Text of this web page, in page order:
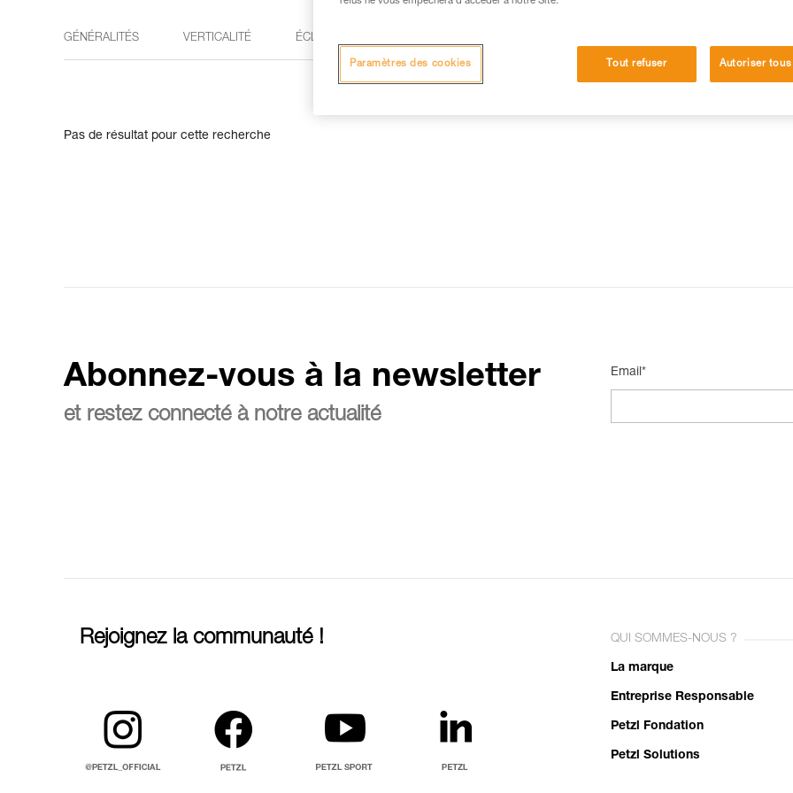
GÉNÉRALITÉS VERTICALITÉ ÉCLAIRAGE
Pas de résultat pour cette recherche
Abonnez-vous à la newsletter
et restez connecté à notre actualité
Email*
Rejoignez la communauté ! QUI SOMMES-NOUS ?
La marque
Entreprise Responsable
Petzl Fondation
Petzl Solutions
Tout refuser Autoriser
Paramètres des cookies